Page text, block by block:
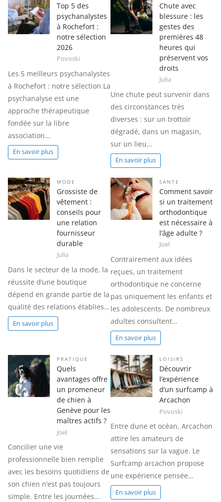
Top 5 des
psychanalystes
à Rochefort :
notre sélection
2026
Povoski
Les 5 meilleurs psychanalystes
à Rochefort : notre sélection La
psychanalyse est une
approche thérapeutique
fondée sur la libre
association…
En savoir plus
Chute avec
blessure : les
gestes des
premières 48
heures qui
préservent vos
droits
Julia
Une chute peut survenir dans
des circonstances très
diverses : sur un trottoir
dégradé, dans un magasin,
sur un lieu…
En savoir plus
MODE
Grossiste de
vêtement :
conseils pour
une relation
fournisseur
durable
Julia
Dans le secteur de la mode, la
réussite d’une boutique
dépend en grande partie de la
qualité des relations établies…
En savoir plus
SANTE
Comment savoir
si un traitement
orthodontique
est nécessaire à
l’âge adulte ?
Joel
Contrairement aux idées
reçues, un traitement
orthodontique ne concerne
pas uniquement les enfants et
les adolescents. De nombreux
adultes consultent…
En savoir plus
PRATIQUE
Quels
avantages offre
un promeneur
de chien à
Genève pour les
maîtres actifs ?
Joel
Concilier une vie
professionnelle bien remplie
avec les besoins quotidiens de
son chien n’est pas toujours
simple. Entre les journées…
LOISIRS
Découvrir
l’expérience
d’un surfcamp à
Arcachon
Povoski
Entre dune et océan, Arcachon
attire les amateurs de
sensations sur la vague. Le
Surfcamp arcachon propose
une expérience pensée…
En savoir plus